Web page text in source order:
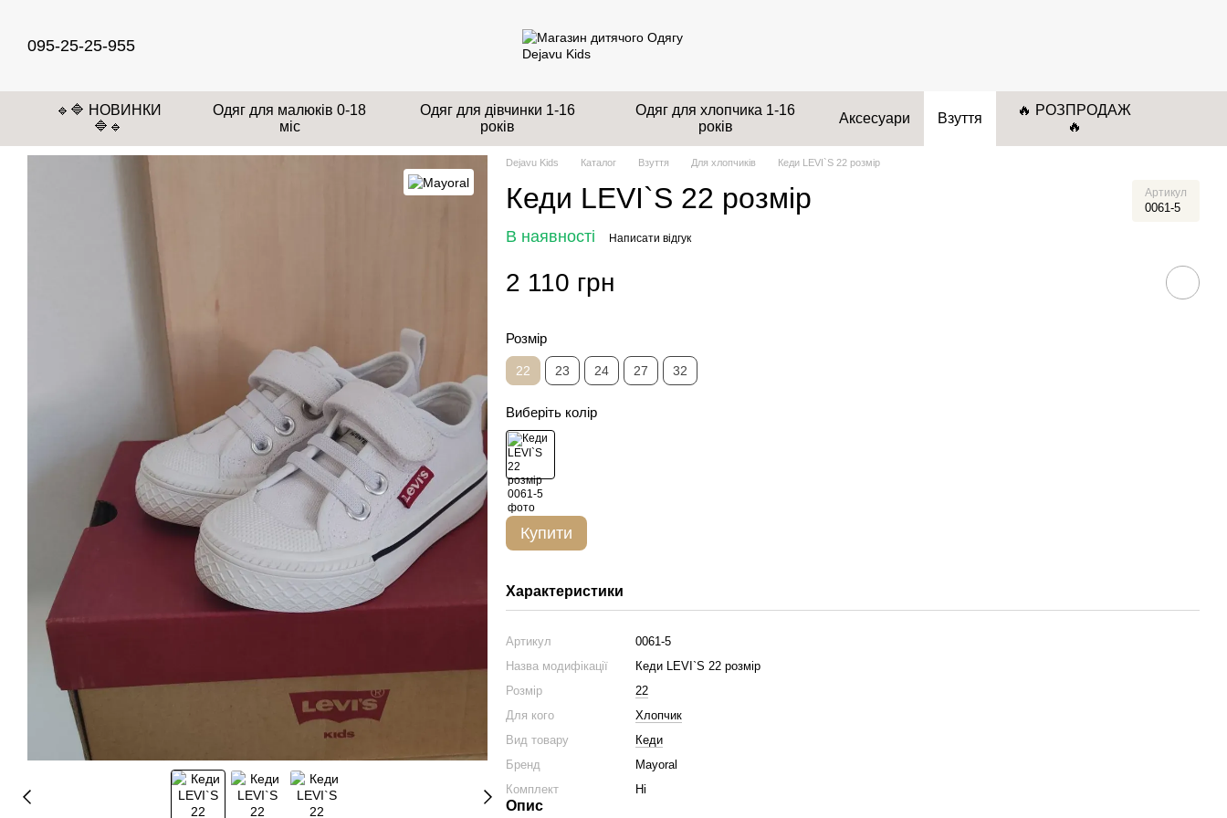
095-25-25-955
🔹🔷 НОВИНКИ
🔷🔹
Одяг для малюків 0-18
міс
Одяг для дівчинки 1-16
років
Одяг для хлопчика 1-16
років
Аксесуари Взуття
🔥 РОЗПРОДАЖ
🔥
Dejavu Kids Каталог Взуття Для хлопчиків Кеди LEVI`S 22 розмір
Кеди LEVI`S 22 розмір Артикул
0061-5
В наявності Написати відгук
2 110 грн
Розмір
22 23 24 27 32
Виберіть колір
Купити
Характеристики
Артикул
0061-5
Назва модифікації
Кеди LEVI`S 22 розмір
Розмір
22
Для кого
Хлопчик
Вид товару
Кеди
Бренд
Mayoral
Комплект
Ні
Опис